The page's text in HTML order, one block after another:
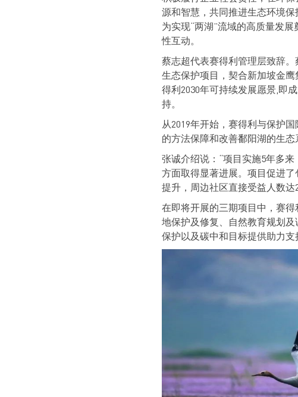
源和智慧，共同推进生态环境
为实现“两湖”流域的高质量发
性互动。
蔡志超代表赛得利管理层致辞
生态保护项目，契合新加坡金
得利2030年可持续发展愿景,即
持。
从2019年开始，赛得利与保护
的方法保障和改善鄱阳湖的生
张诚介绍说：“项目实施5年多
方面取得显著进展。项目促进
提升，周边社区直接受益人数
在即将开展的三期项目中，赛
地保护及修复、自然教育规划
保护以及碳中和目标提供助力支